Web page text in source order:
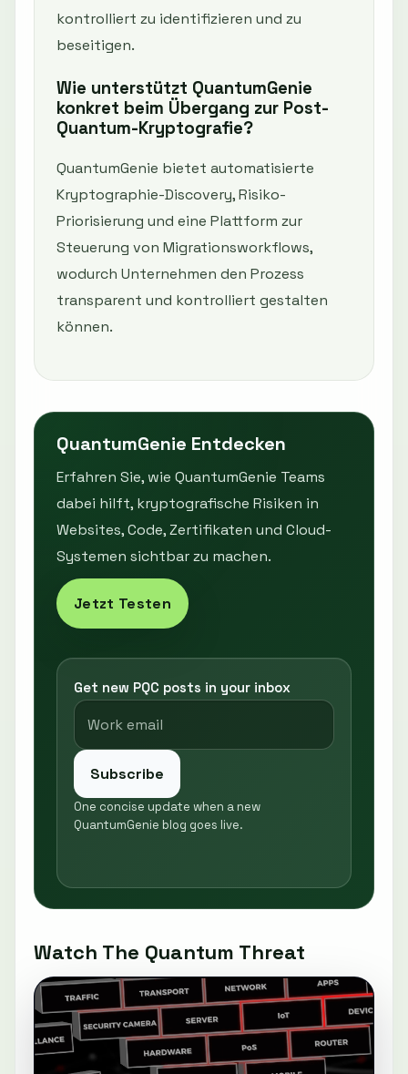
kontrolliert zu identifizieren und zu
beseitigen.
Wie unterstützt QuantumGenie
konkret beim Übergang zur Post-
Quantum-Kryptografie?
QuantumGenie bietet automatisierte
Kryptographie-Discovery, Risiko-
Priorisierung und eine Plattform zur
Steuerung von Migrationsworkflows,
wodurch Unternehmen den Prozess
transparent und kontrolliert gestalten
können.
QuantumGenie Entdecken
Erfahren Sie, wie QuantumGenie Teams
dabei hilft, kryptografische Risiken in
Websites, Code, Zertifikaten und Cloud-
Systemen sichtbar zu machen.
Jetzt Testen
Get new PQC posts in your inbox
Subscribe
One concise update when a new
QuantumGenie blog goes live.
Watch The Quantum Threat